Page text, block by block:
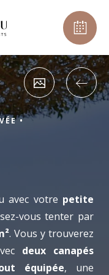
•
avec votre petite
vous tenter par
. Vous y trouverez
deux canapés
équipée, une